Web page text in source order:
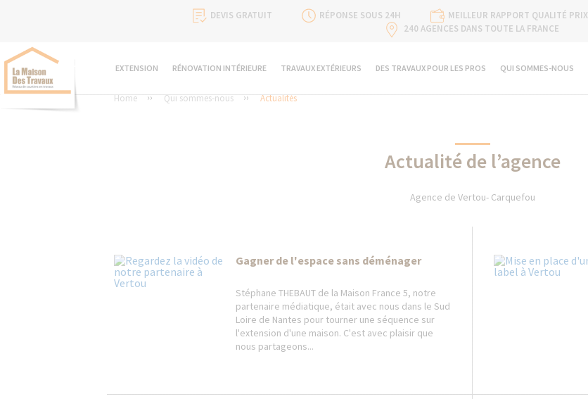
DEVIS GRATUIT RÉPONSE SOUS 24H MEILLEUR RAPPORT QUALITÉ PRIX
240 AGENCES DANS TOUTE LA FRANCE
EXTENSION RÉNOVATION INTÉRIEURE TRAVAUX EXTÉRIEURS DES TRAVAUX POUR LES PROS QUI SOMMES-NOUS
Home Qui sommes-nous Actualités
Actualité de l’agence
Agence de Vertou- Carquefou
Gagner de l'espace sans déménager
Stéphane THEBAUT de la Maison France 5, notre
partenaire médiatique, était avec nous dans le Sud
Loire de Nantes pour tourner une séquence sur
l'extension d'une maison. C'est avec plaisir que
nous partageons...